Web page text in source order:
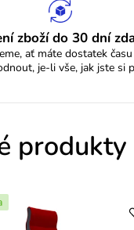
s
h
o
d
n
o
zboží do 30 dní
ať máte dostatek
je-li vše, jak jste si
produkty